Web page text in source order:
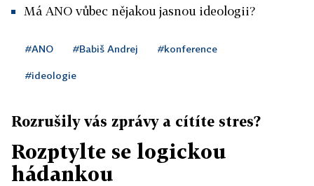
Má ANO vůbec nějakou jasnou ideologii?
#ANO #Babiš Andrej #konference
#ideologie
Rozrušily vás zprávy a cítíte stres?
Rozptylte se logickou
hádankou